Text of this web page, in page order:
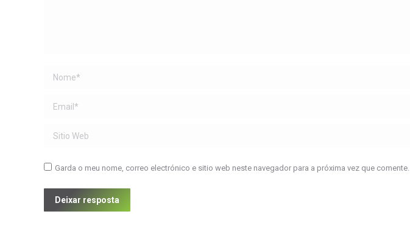
Name *
Email *
Sitio Web
Garda o meu nome, correo electrónico e sitio web neste navegador para a próxima vez que comente.
Deixar resposta